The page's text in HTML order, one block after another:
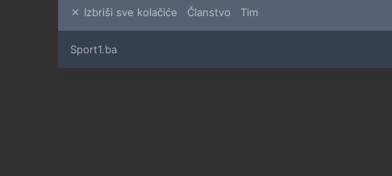
Izbriši sve kolačiće Članstvo Tim
Sport1.ba